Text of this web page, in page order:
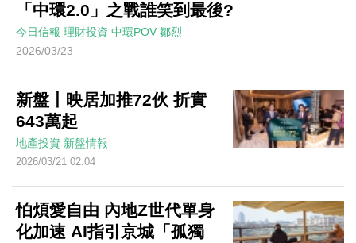
「中環2.0」之戰誰笑到最後?
今日信報 理財投資 中環POV 鄒烈
2026/03/23
新盤丨映居加推72伙 折實
643萬起
地產投資 新盤情報
2026/03/21 02:04
怕煩愛自由 內地Z世代單身
化加速 AI指引京城「孤獨